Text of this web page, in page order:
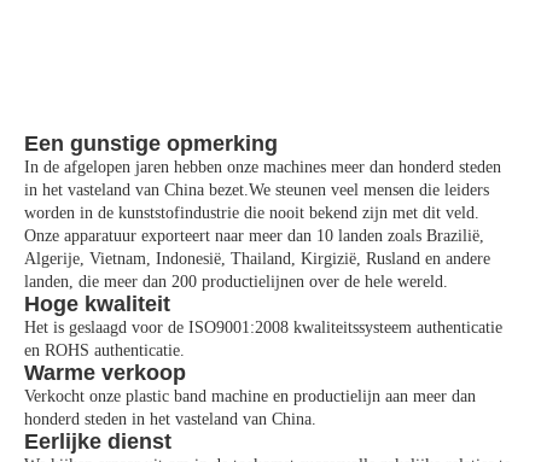
Een gunstige opmerking
In de afgelopen jaren hebben onze machines meer dan honderd steden
in het vasteland van China bezet.We steunen veel mensen die leiders
worden in de kunststofindustrie die nooit bekend zijn met dit veld.
Onze apparatuur exporteert naar meer dan 10 landen zoals Brazilië,
Algerije, Vietnam, Indonesië, Thailand, Kirgizië, Rusland en andere
landen, die meer dan 200 productielijnen over de hele wereld.
Hoge kwaliteit
Het is geslaagd voor de ISO9001:2008 kwaliteitssysteem authenticatie
en ROHS authenticatie.
Warme verkoop
Verkocht onze plastic band machine en productielijn aan meer dan
honderd steden in het vasteland van China.
Eerlijke dienst